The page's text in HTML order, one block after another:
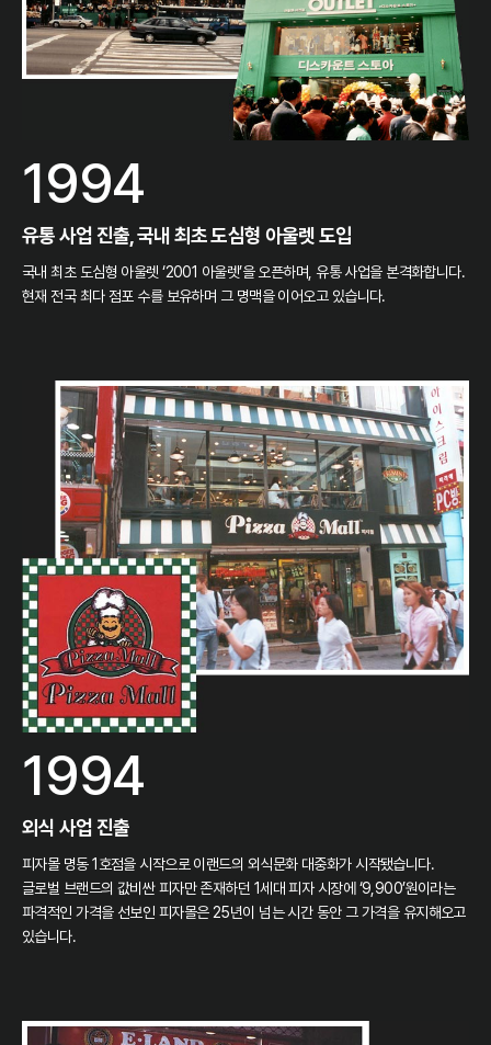
1994
유통 사업 진출, 국내 최초 도심형 아울렛 도입
국내 최초 도심형 아울렛 ‘2001 아울렛’을 오픈하며, 유통 사업을 본격화합니다.
현재 전국 최다 점포 수를 보유하며 그 명맥을 이어오고 있습니다.
1994
외식 사업 진출
피자몰 명동 1호점을 시작으로 이랜드의 외식문화 대중화가 시작됐습니다.
글로벌 브랜드의 값비싼 피자만 존재하던 1세대 피자 시장에 ‘9,900’원이라는
파격적인 가격을 선보인 피자몰은 25년이 넘는 시간 동안 그 가격을 유지해오고
있습니다.